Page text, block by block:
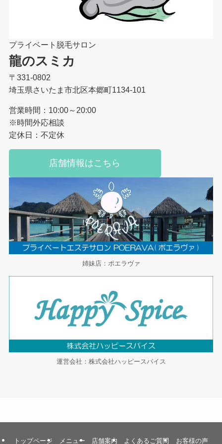
プライベート脱毛サロン
龍のスミカ
〒331-0802
埼玉県さいたま市北区本郷町1134-101
営業時間：10:00～20:00
※時間外応相談
定休日：不定休
店舗情報はこちら
姉妹店：ポエラヴァ
運営会社：株式会社ハッピースパイス
トップページ メニュー 店舗案内 よくあるご質問 お客様の声